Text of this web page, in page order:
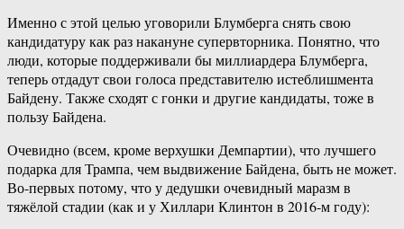
Именно с этой целью уговорили Блумберга снять свою
кандидатуру как раз накануне супервторника. Понятно, что
люди, которые поддерживали бы миллиардера Блумберга,
теперь отдадут свои голоса представителю истеблишмента
Байдену. Также сходят с гонки и другие кандидаты, тоже в
пользу Байдена.
Очевидно (всем, кроме верхушки Демпартии), что лучшего
подарка для Трампа, чем выдвижение Байдена, быть не может.
Во-первых потому, что у дедушки очевидный маразм в
тяжёлой стадии (как и у Хиллари Клинтон в 2016-м году):